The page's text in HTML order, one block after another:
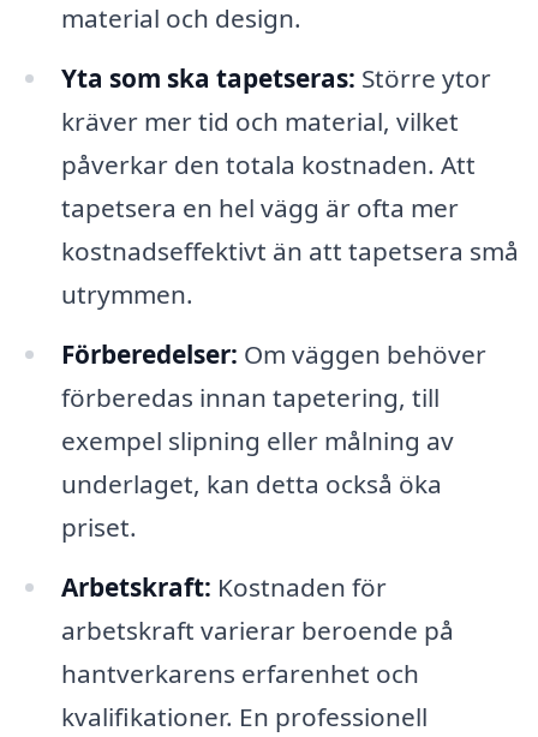
material och design.
Yta som ska tapetseras: Större ytor
kräver mer tid och material, vilket
påverkar den totala kostnaden. Att
tapetsera en hel vägg är ofta mer
kostnadseffektivt än att tapetsera små
utrymmen.
Förberedelser: Om väggen behöver
förberedas innan tapetering, till
exempel slipning eller målning av
underlaget, kan detta också öka
priset.
Arbetskraft: Kostnaden för
arbetskraft varierar beroende på
hantverkarens erfarenhet och
kvalifikationer. En professionell